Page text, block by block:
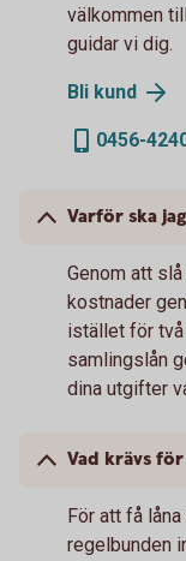
välkommen
guidar vi dig.
Bli kund
0456-
Varför ska
Genom att
kostnader
istället för två
samlingslån
dina utgifter
Vad krävs
För att få
regelbunden